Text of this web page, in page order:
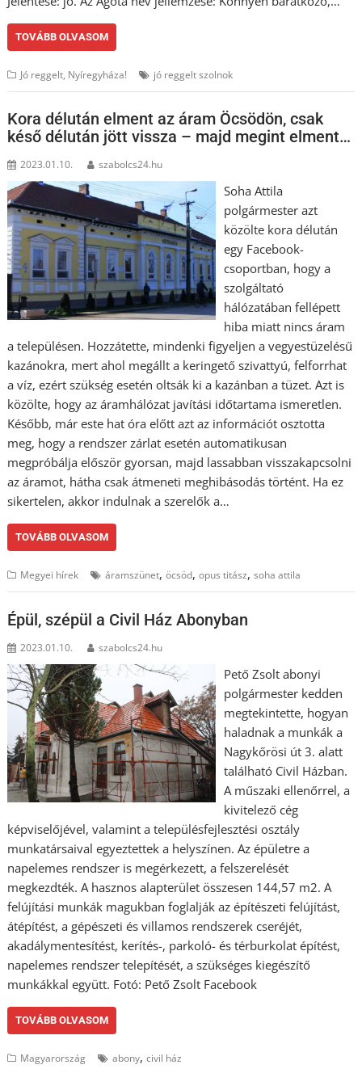
TOVÁBB OLVASOM
Jó reggelt, Nyíregyháza! jó reggelt szolnok
Kora délután elment az áram Öcsödön, csak
késő délután jött vissza – majd megint elment…
2023.01.10. szabolcs24.hu
Soha Attila
polgármester azt
közölte kora délután
egy Facebook-
csoportban, hogy a
szolgáltató
hálózatában fellépett
hiba miatt nincs áram
a településen. Hozzátette, mindenki figyeljen a vegyestüzelésű
kazánokra, mert ahol megállt a keringető szivattyú, felforrhat
a víz, ezért szükség esetén oltsák ki a kazánban a tüzet. Azt is
közölte, hogy az áramhálózat javítási időtartama ismeretlen.
Később, már este hat óra előtt azt az információt osztotta
meg, hogy a rendszer zárlat esetén automatikusan
megpróbálja először gyorsan, majd lassabban visszakapcsolni
az áramot, hátha csak átmeneti meghibásodás történt. Ha ez
sikertelen, akkor indulnak a szerelők a…
TOVÁBB OLVASOM
Megyei hírek áramszünet,öcsöd,opus titász,soha attila
Épül, szépül a Civil Ház Abonyban
2023.01.10. szabolcs24.hu
Pető Zsolt abonyi
polgármester kedden
megtekintette, hogyan
haladnak a munkák a
Nagykőrösi út 3. alatt
található Civil Házban.
A műszaki ellenőrrel, a
kivitelező cég
képviselőjével, valamint a településfejlesztési osztály
munkatársaival egyeztettek a helyszínen. Az épületre a
napelemes rendszer is megérkezett, a felszerelését
megkezdték. A hasznos alapterület összesen 144,57 m2. A
felújítási munkák magukban foglalják az építészeti felújítást,
átépítést, a gépészeti és villamos rendszerek cseréjét,
akadálymentesítést, kerítés-, parkoló- és térburkolat építést,
napelemes rendszer telepítését, a szükséges kiegészítő
munkákkal együtt. Fotó: Pető Zsolt Facebook
TOVÁBB OLVASOM
Magyarország abony,civil ház